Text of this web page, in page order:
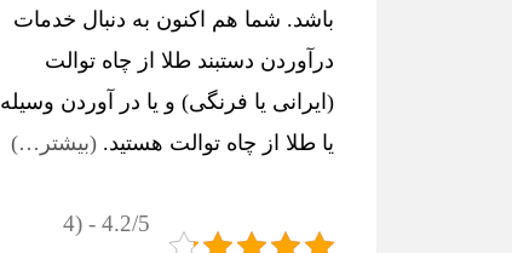
باشد. شما هم اکنون به دنبال خدمات
درآوردن دستبند طلا از چاه توالت
(ایرانی یا فرنگی) و یا در آوردن وسیله
یا طلا از چاه توالت هستید. (بیشتر…)
4.2/5 - (4